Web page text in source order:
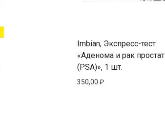
Imbian, Экспресс-тест
«Аденома и рак
(PSA)», 1 шт.
350,00 ₽